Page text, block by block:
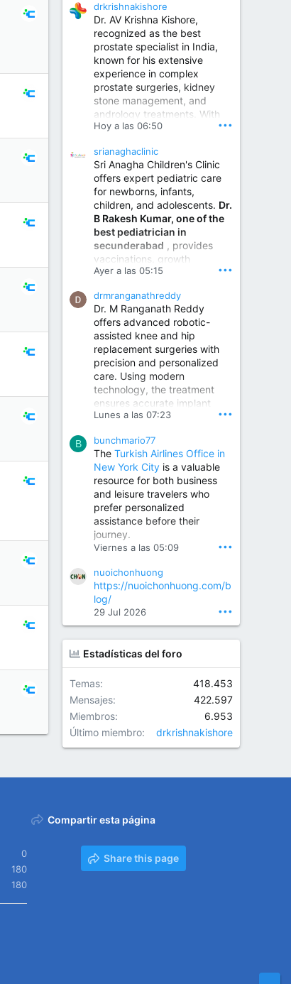
drkrishnakishore
Dr. AV Krishna Kishore,
recognized as the best
prostate specialist in India,
known for his extensive
experience in complex
prostate surgeries, kidney
stone management, and
andrology treatments. With
years of surgical practice and
invasive and robotic
techniques.
Best Urologist in Vijayawada | Urology Specialist in Vijayawada
Dr. A. V. Krishna Kishore,
the Best Urologist...
www.drkrishnakishore.com
Hoy a las 06:50 •••
srianaghaclinic
Sri Anagha Children's Clinic
offers expert pediatric care
for newborns, infants,
children, and adolescents. Dr.
B Rakesh Kumar, one of the
best pediatrician in
secunderabad , provides
vaccinations, growth
monitoring, newborn care,
illnesses, nutrition guidance,
and preventive healthcare in
a child-friendly environment.
Children Hospital in Secunderabad | Best Pediatrician in Hyderabad | Neonatologist in Medchal
Our pediatrician and
Neonatologist team at...
www.srianaghaclinic.com
Ayer a las 05:15 •••
drmranganathreddy
Dr. M Ranganath Reddy
offers advanced robotic-
assisted knee and hip
replacement surgeries with
precision and personalized
care. Using modern
technology, the treatment
ensures accurate implant
placement, reduced pain,
improved joint function,
helping patients return to an
active and comfortable
lifestyle.
Orthopedic Surgeon in Kondapur | Best Orthopedic Doctor in Kondapur | Dr. M. Ranganath Reddy
Consult Dr. M. Ranganath
Reddy, the best...
www.drranganathreddy.co
m
Lunes a las 07:23 •••
B bunchmario77
The Turkish Airlines Office in
New York City is a valuable
resource for both business
and leisure travelers who
prefer personalized
assistance before their
journey.
Viernes a las 05:09 •••
nuoichonhuong
https://nuoichonhuong.com/b
log/
29 Jul 2026 •••
Estadísticas del foro
Temas
418.453
Mensajes
422.597
Miembros
6.953
Último miembro
drkrishnakishore
0
180
180
Compartir esta página
Share this page